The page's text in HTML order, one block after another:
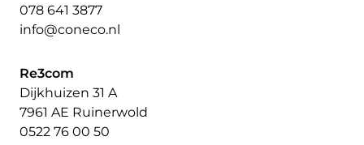
078 641 3877
info@coneco.nl
Re3com
Dijkhuizen 31 A
7961 AE Ruinerwold
0522 76 00 50